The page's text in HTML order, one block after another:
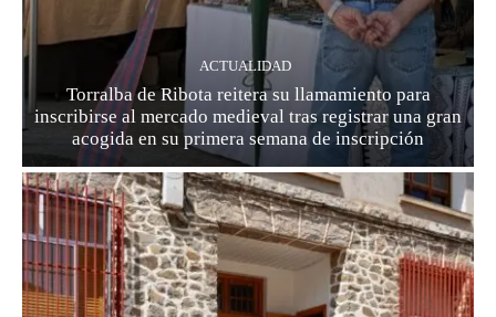
ACTUALIDAD
Torralba de Ribota reitera su llamamiento para
inscribirse al mercado medieval tras registrar una gran
acogida en su primera semana de inscripción